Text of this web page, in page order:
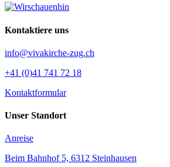
Kontaktiere uns
info@vivakirche-zug.ch
+41 (0)41 741 72 18
Kontaktformular
Unser Standort
Anreise
Beim Bahnhof 5, 6312 Steinhausen